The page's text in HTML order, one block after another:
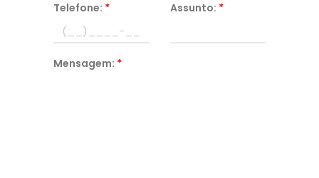
Telefone: * Assunto: *
Mensagem: *